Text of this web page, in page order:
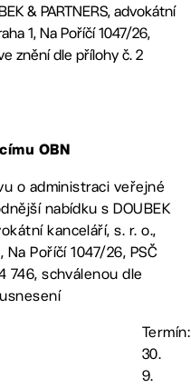
& PARTNERS, advokátní
1, Na Poříčí 1047/26,
znění dle přílohy č. 2
OBN
o administraci veřejné
nabídku s DOUBEK
kanceláří, s. r. o.,
Na Poříčí 1047/26, PSČ
746, schválenou dle
Termín:
30.
9.